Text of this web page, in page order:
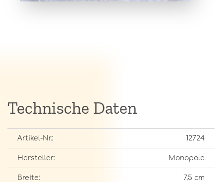
Technische Daten
Artikel-Nr.: 12724
Hersteller: Monopole
Breite: 7,5 cm